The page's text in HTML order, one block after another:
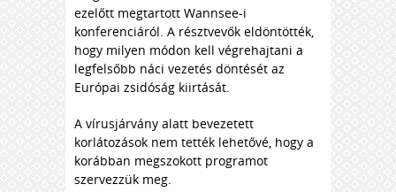
ezelőtt megtartott Wannsee-i
konferenciáról. A résztvevők eldöntötték,
hogy milyen módon kell végrehajtani a
legfelsőbb náci vezetés döntését az
Európai zsidóság kiirtását.
A vírusjárvány alatt bevezetett
korlátozások nem tették lehetővé, hogy a
korábban megszokott programot
szervezzük meg.